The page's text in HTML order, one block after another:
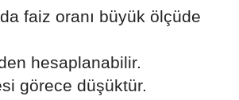
faiz oranı büyük ölçüde
hesaplanabilir.
görece düşüktür.